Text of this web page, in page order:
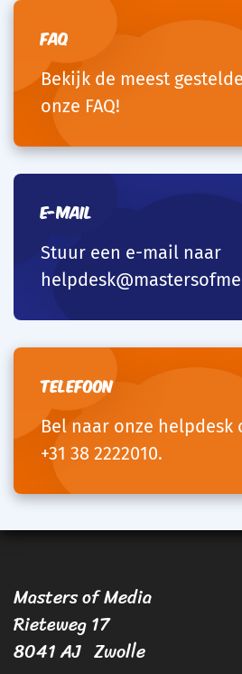
FAQ
Bekijk de meest
onze FAQ!
E-mail
Stuur een e-mail naar
Telefoon
Bel naar onze helpdesk
+31 38 2222010.
Masters of Media
Rieteweg 17
8041 AJ Zwolle